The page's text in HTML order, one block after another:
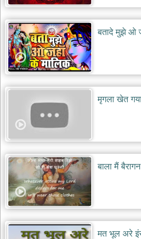
बतादे मुझे ओ
मृगला ​​खेत
बाला मैं
मत भूल अरे